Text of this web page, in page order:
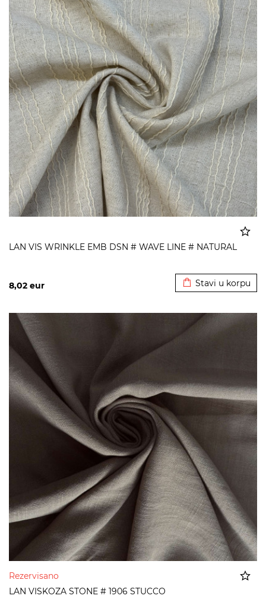
LAN VIS WRINKLE EMB DSN # WAVE LINE # NATURAL
8,02 eur Stavi u korpu
Rezervisano
LAN VISKOZA STONE # 1906 STUCCO